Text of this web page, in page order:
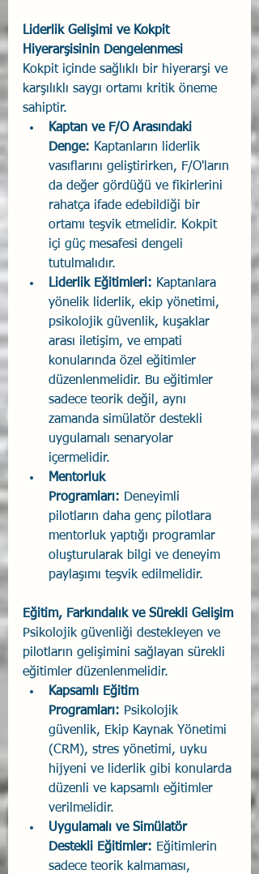
Liderlik Gelişimi ve Kokpit
Hiyerarşisinin Dengelenmesi
Kokpit içinde sağlıklı bir hiyerarşi ve
karşılıklı saygı ortamı kritik öneme
sahiptir.
Kaptan ve F/O Arasındaki
Denge: Kaptanların liderlik
vasıflarını geliştirirken, F/O'ların
da değer gördüğü ve fikirlerini
rahatça ifade edebildiği bir
ortamı teşvik etmelidir. Kokpit
içi güç mesafesi dengeli
tutulmalıdır.
Liderlik Eğitimleri: Kaptanlara
yönelik liderlik, ekip yönetimi,
psikolojik güvenlik, kuşaklar
arası iletişim, ve empati
konularında özel eğitimler
düzenlenmelidir. Bu eğitimler
sadece teorik değil, aynı
zamanda simülatör destekli
uygulamalı senaryolar
içermelidir.
Mentorluk
Programları: Deneyimli
pilotların daha genç pilotlara
mentorluk yaptığı programlar
oluşturularak bilgi ve deneyim
paylaşımı teşvik edilmelidir.
Eğitim, Farkındalık ve Sürekli Gelişim
Psikolojik güvenliği destekleyen ve
pilotların gelişimini sağlayan sürekli
eğitimler düzenlenmelidir.
Kapsamlı Eğitim
Programları: Psikolojik
güvenlik, Ekip Kaynak Yönetimi
(CRM), stres yönetimi, uyku
hijyeni ve liderlik gibi konularda
düzenli ve kapsamlı eğitimler
verilmelidir.
Uygulamalı ve Simülatör
Destekli Eğitimler: Eğitimlerin
sadece teorik kalmaması,